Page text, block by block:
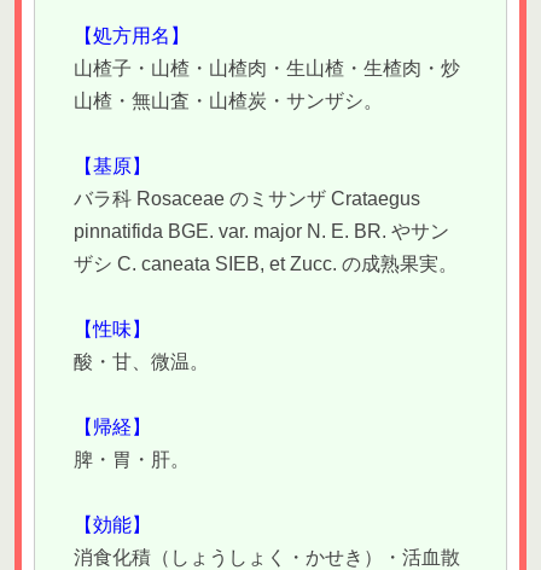
【処方用名】
山楂子・山楂・山楂肉・生山楂・生楂肉・炒
山楂・無山査・山楂炭・サンザシ。
【基原】
バラ科 Rosaceae のミサンザ Crataegus
pinnatifida BGE. var. major N. E. BR. やサン
ザシ C. caneata SIEB, et Zucc. の成熟果実。
【性味】
酸・甘、微温。
【帰経】
脾・胃・肝。
【効能】
消食化積（しょうしょく・かせき）・活血散